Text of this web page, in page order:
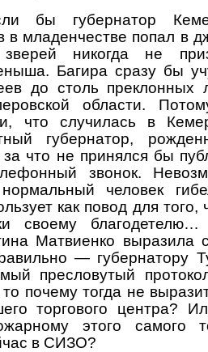
бы губернатор
младенчестве попал в
зверей никогда не
Багира сразу бы
до столь преклонных
области.
что случилась в
губернатор,
что не принялся бы
звонок.
человек
как повод для
своему
Матвиенко выразила
— губернатору
пресловутый
почему тогда не
торгового центра?
этого самого
в СИЗО?